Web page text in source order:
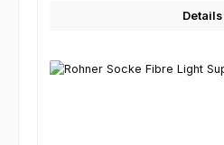
Details